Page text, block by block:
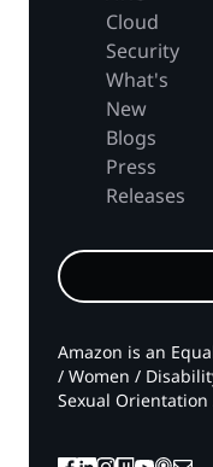
Cloud
Security
What's
New
Blogs
Press
Releases
Amazon is an
/ Women /
Sexual Orientation